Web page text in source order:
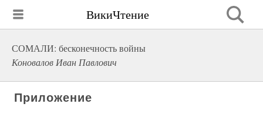
ВикиЧтение
СОМАЛИ: бесконечность войны
Коновалов Иван Павлович
Приложение